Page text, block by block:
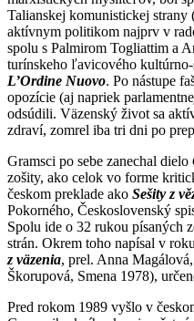
Talianskej komunistickej strany
aktívnym politikom najprv v
spolu s Palmirom Togliattim a
turínskeho ľavicového
L’Ordine Nuovo. Po nástupe
opozície (aj napriek
odsúdili. Väzenský život sa
zdraví, zomrel iba tri dni po
Gramsci po sebe zanechal dielo
zošity, ako celok vo forme
českom preklade ako Sešity z
Pokorného, Československý
Spolu ide o 32 rukou písaných
strán. Okrem toho napísal v
z väzenia, prel. Anna
Škorupová, Smena 1978),
Pred rokom 1989 vyšlo v